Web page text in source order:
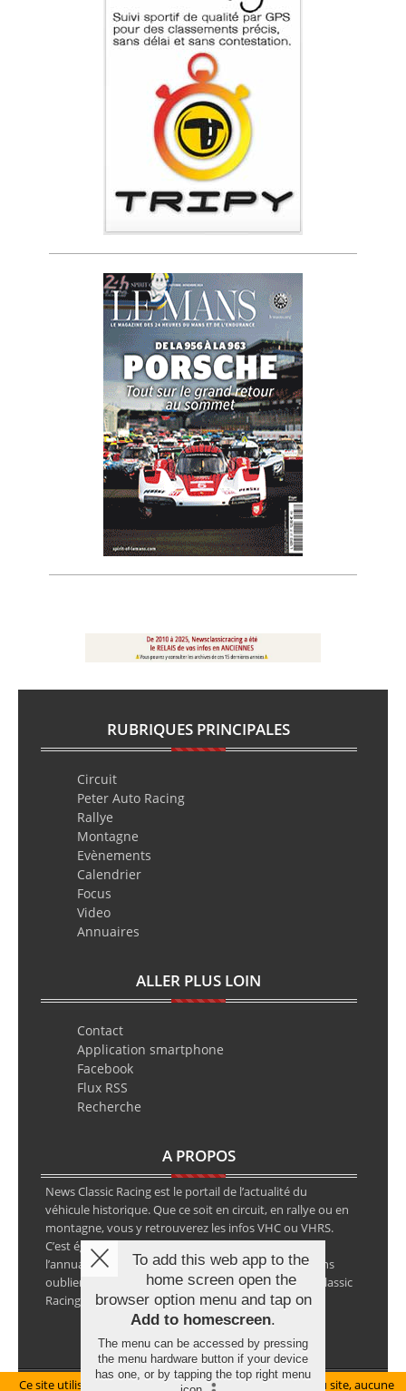
RUBRIQUES PRINCIPALES
Circuit
Peter Auto Racing
Rallye
Montagne
Evènements
Calendrier
Focus
Video
Annuaires
ALLER PLUS LOIN
Contact
Application smartphone
Facebook
Flux RSS
Recherche
A PROPOS
News Classic Racing est le portail de l’actualité du
véhicule historique. Que ce soit en circuit, en rallye ou en
montagne, vous y retrouverez les infos VHC ou VHRS.
C’est également le calendrier des épreuves ainsi que
l’annuaire des spécialistes de la voiture ancienne, sans
oublier les petites annonces avec notre partenaire Classic
Racing Annonces.
Mentions légales
Ce site utilise des cookies pour le bon fonctionnement du site, aucune
To add this web app to the
home screen open the
browser option menu and tap on
Add to homescreen.
The menu can be accessed by pressing
the menu hardware button if your device
has one, or by tapping the top right menu